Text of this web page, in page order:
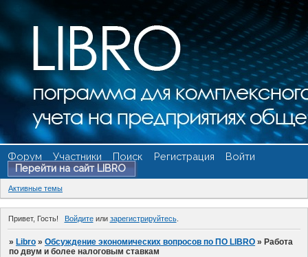
Форум Участники Поиск Регистрация
Войти
Перейти на сайт LIBRO
Активные темы
Привет, Гость! Войдитеили зарегистрируйтесь.
»Libro »Обсуждение экономических вопросов по ПО LIBRO »Работа
по двум и более налоговым ставкам